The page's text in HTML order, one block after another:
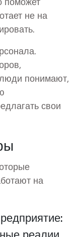
не на
понимают,
свои
на
реалии